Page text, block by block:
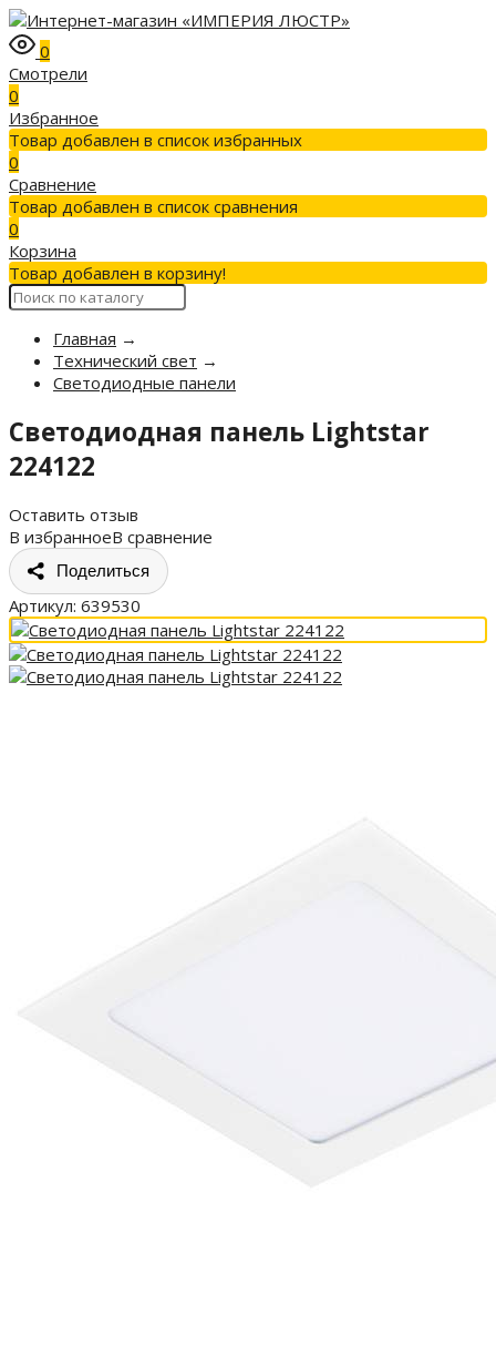
0
Смотрели
0
Избранное
Товар добавлен в список избранных
0
Сравнение
Товар добавлен в список сравнения
0
Корзина
Товар добавлен в корзину!
Главная →
Технический свет →
Светодиодные панели
Светодиодная панель Lightstar
224122
Оставить отзыв
В избранноеВ сравнение
Поделиться
Артикул: 639530